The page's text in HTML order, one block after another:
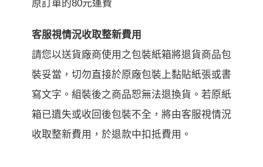
原訂單的80元運費
客服視情況收取整新費用
請您以送貨廠商使用之包裝紙箱將退貨商品包
裝妥當，切勿直接於原廠包裝上黏貼紙張或書
寫文字。組裝後之商品恕無法退換貨。若原紙
箱已遺失或收回後包裝不全，將由客服視情況
收取整新費用，於退款中扣抵費用。